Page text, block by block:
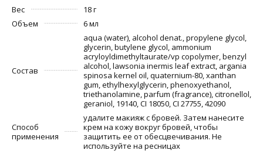
Вес
18 г
Объем
6 мл
Состав
aqua (water), alcohol denat., propylene glycol,
glycerin, butylene glycol, ammonium
acryloyldimethyltaurate/vp copolymer, benzyl
alcohol, lawsonia inermis leaf extract, argania
spinosa kernel oil, quaternium-80, xanthan
gum, ethylhexylglycerin, phenoxyethanol,
triethanolamine, parfum (fragrance), citronellol,
geraniol, 19140, CI 18050, CI 27755, 42090
Способ
применения
удалите макияж с бровей. Затем нанесите
крем на кожу вокруг бровей, чтобы
защитить ее от обесцвечивания. Не
используйте на ресницах